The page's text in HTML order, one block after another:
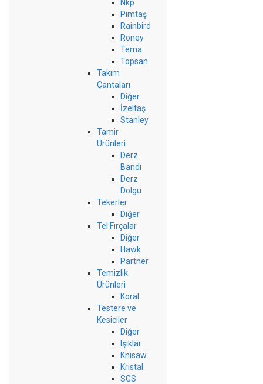
Nkp
Pimtaş
Rainbird
Roney
Tema
Topsan
Takım
Çantaları
Diğer
İzeltaş
Stanley
Tamir
Ürünleri
Derz
Bandı
Derz
Dolgu
Tekerler
Diğer
Tel Fırçalar
Diğer
Hawk
Partner
Temizlik
Ürünleri
Koral
Testere ve
Kesiciler
Diğer
Işıklar
Knisaw
Kristal
SGS